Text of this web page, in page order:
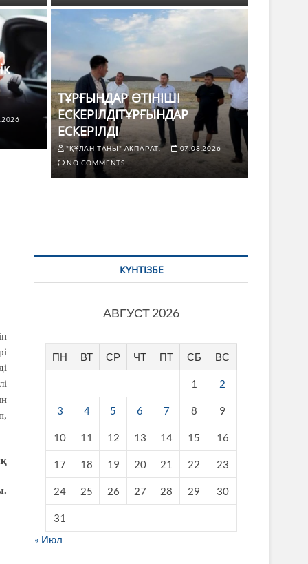
жүргізушілері үшін не
NO COMMENTS
ТҰРҒЫНДАР ӨТІНІШІ
ЕСКЕРІЛДІТҰРҒЫНДАР
ЕСКЕРІЛДІ
"ҚҰЛАН ТАҢЫ" АҚПАРАТ.
07.08.2026
NO COMMENTS
КҮНТІЗБЕ
АВГУСТ 2026
ПН ВТ СР ЧТ ПТ СБ ВС
1 2
3 4 5 6 7 8 9
10 11 12 13 14 15 16
17 18 19 20 21 22 23
24 25 26 27 28 29 30
31
« Июл